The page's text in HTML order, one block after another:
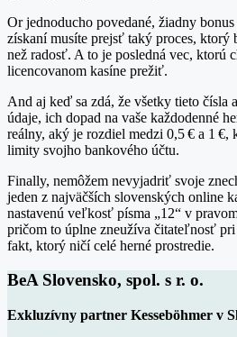
Or jednoducho povedané, žiadny
získaní musíte prejsť taký proces, ktorý
než radosť. A to je posledná vec, ktorú
licencovanom kasíne prežiť.
And aj keď sa zdá, že všetky tieto čísla
údaje, ich dopad na vaše každodenné
reálny, aký je rozdiel medzi 0,5 € a 1 €,
limity svojho bankového účtu.
Finally, nemôžem nevyjadriť svoje
jeden z najväčších slovenských online
nastavenú veľkosť písma „12“ v
pričom to úplne zneužíva čitateľnosť
fakt, ktorý ničí celé herné prostredie.
BeA Slovensko, spol. s r. o.
Exkluzívny partner Kesseböhmer v